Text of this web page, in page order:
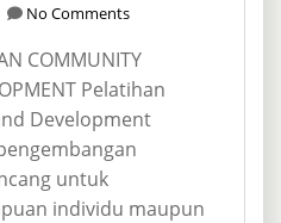
No Comments
COMMUNITY
Pelatihan
Development
untuk
individu maupun